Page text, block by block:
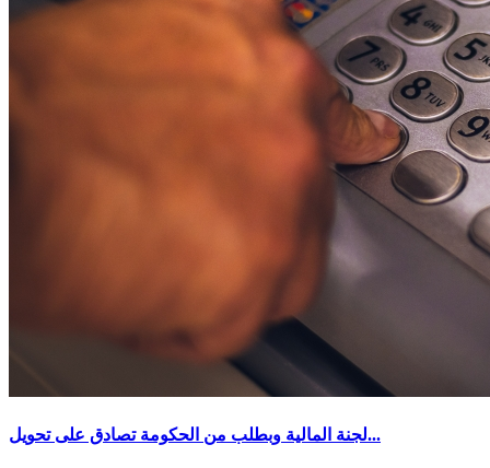
لجنة المالية وبطلب من الحكومة تصادق على تحويل...